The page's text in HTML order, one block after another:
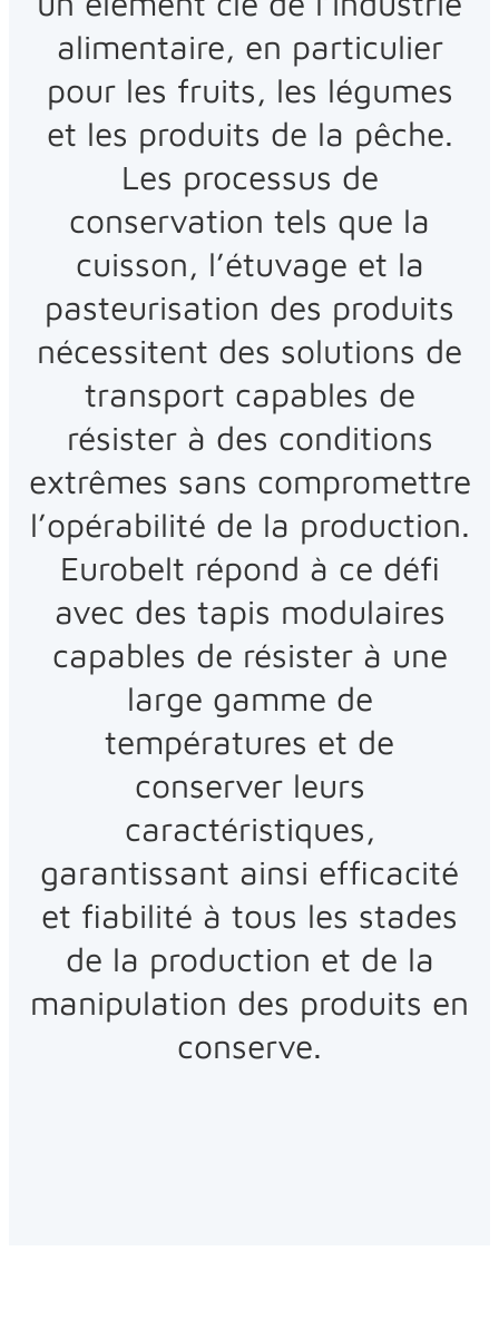
alimentaire, en particulier
pour les fruits, les légumes
et les produits de la pêche.
Les processus de
conservation tels que la
cuisson, l’étuvage et la
pasteurisation des produits
nécessitent des solutions de
transport capables de
résister à des conditions
extrêmes sans compromettre
l’opérabilité de la production.
Eurobelt répond à ce défi
avec des tapis modulaires
capables de résister à une
large gamme de
températures et de
conserver leurs
caractéristiques,
garantissant ainsi efficacité
et fiabilité à tous les stades
de la production et de la
manipulation des produits en
conserve.